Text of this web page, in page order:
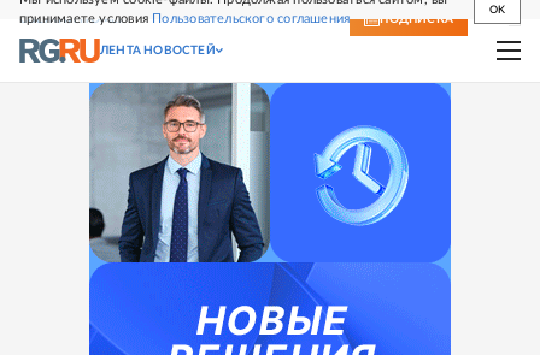
принимаете условия Пользовательского соглашения
OK
СВЕЖИЙ НОМЕР ПОДПИСКА
ЛЕНТА НОВОСТЕЙ